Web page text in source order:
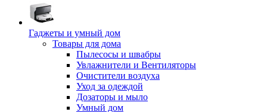
Гаджеты и умный дом
Товары для дома
Пылесосы и швабры
Увлажнители и Вентиляторы
Очистители воздуха
Уход за одеждой
Дозаторы и мыло
Умный дом